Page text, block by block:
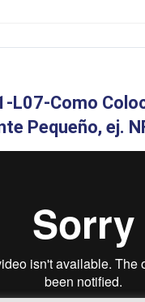
L07-Como
Pequeño, ej.